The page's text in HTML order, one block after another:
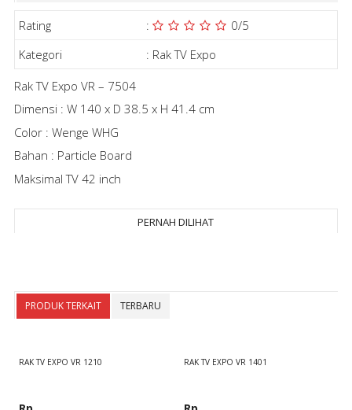
Rating : 0/5
Kategori
: Rak TV Expo
Rak TV Expo VR – 7504
Dimensi : W 140 x D 38.5 x H 41.4 cm
Color : Wenge WHG
Bahan : Particle Board
Maksimal TV 42 inch
PERNAH DILIHAT
PRODUK TERKAIT TERBARU
RAK TV EXPO VR 1210 RAK TV EXPO VR 1401